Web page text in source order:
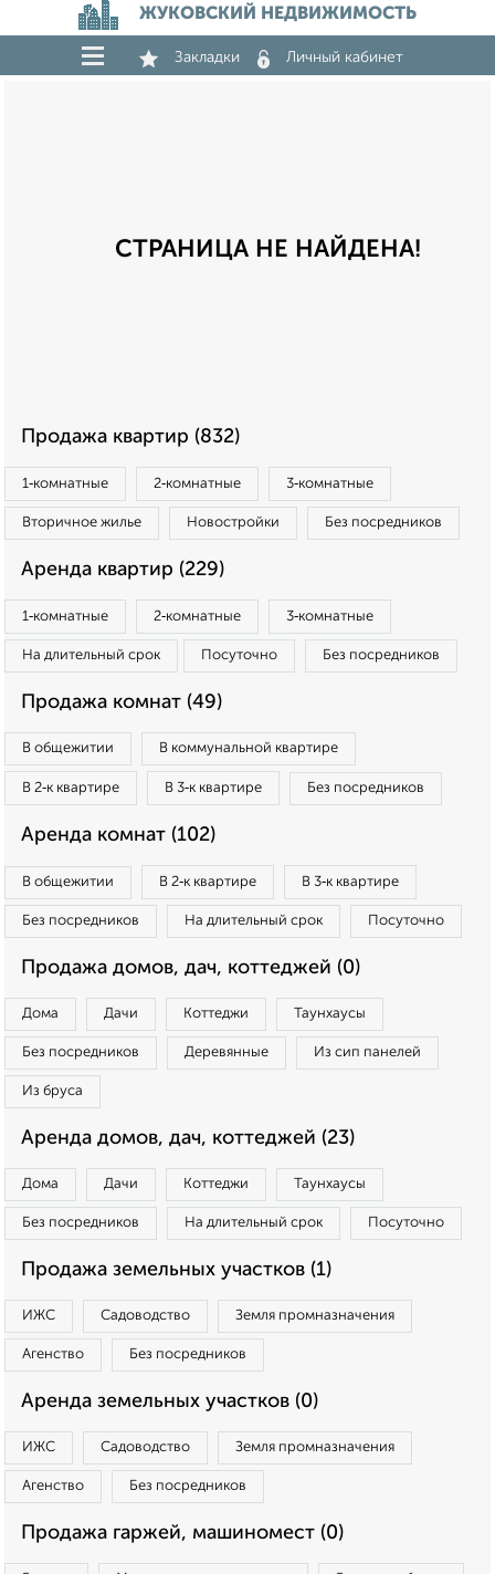
ЖУКОВСКИЙ НЕДВИЖИМОСТЬ
Закладки Личный кабинет
СТРАНИЦА НЕ НАЙДЕНА!
Продажа квартир (832)
1‑комнатные 2‑комнатные 3‑комнатные
Вторичное жилье Новостройки Без посредников
Аренда квартир (229)
1‑комнатные 2‑комнатные 3‑комнатные
На длительный срок Посуточно Без посредников
Продажа комнат (49)
В общежитии В коммунальной квартире
В 2‑к квартире В 3‑к квартире Без посредников
Аренда комнат (102)
В общежитии В 2‑к квартире В 3‑к квартире
Без посредников На длительный срок Посуточно
Продажа домов, дач, коттеджей (0)
Дома Дачи Коттеджи Таунхаусы
Без посредников Деревянные Из сип панелей
Из бруса
Аренда домов, дач, коттеджей (23)
Дома Дачи Коттеджи Таунхаусы
Без посредников На длительный срок Посуточно
Продажа земельных участков (1)
ИЖС Садоводство Земля промназначения
Агенство Без посредников
Аренда земельных участков (0)
ИЖС Садоводство Земля промназначения
Агенство Без посредников
Продажа гаржей, машиномест (0)